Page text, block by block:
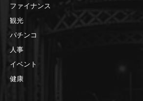
ファイナンス
観光
パチンコ
人事
イベント
健康